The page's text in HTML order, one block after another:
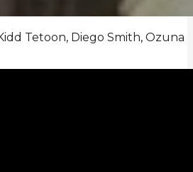
Tetoon, Diego Smith, Ozuna